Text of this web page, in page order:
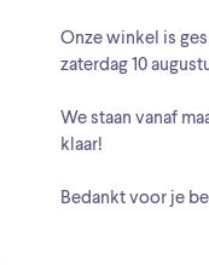
Onze winkel is
zaterdag 10
We staan vanaf
klaar!
Bedankt voor je